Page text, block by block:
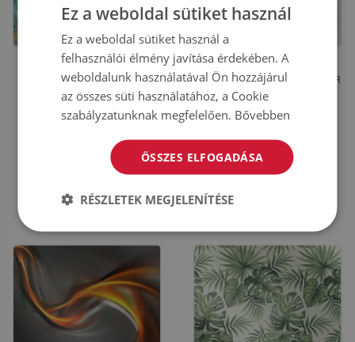
PADLÓVÉDŐ SZÉKALÁTÉT
TÜRKIZKÉK MÁRVÁNY
16 400.00HUF
VEGYE MEG
PADLÓVÉDŐ SZÉKALÁTÉT FEHÉR
SZÍN
ÁR:16 400.00
VEGYE MEG
Ez a weboldal sütiket használ
Ez a weboldal sütiket használ a
felhasználói élmény javítása érdekében. A
weboldalunk használatával Ön hozzájárul
az összes süti használatához, a Cookie
szabályzatunknak megfelelően. Bővebben
ÖSSZES ELFOGADÁSA
RÉSZLETEK MEGJELENÍTÉSE